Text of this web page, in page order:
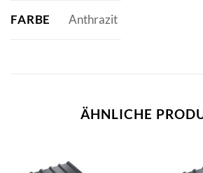
FARBE Anthrazit
ÄHNLICHE